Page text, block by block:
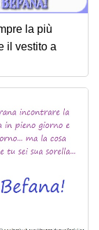
la più
il vestito a